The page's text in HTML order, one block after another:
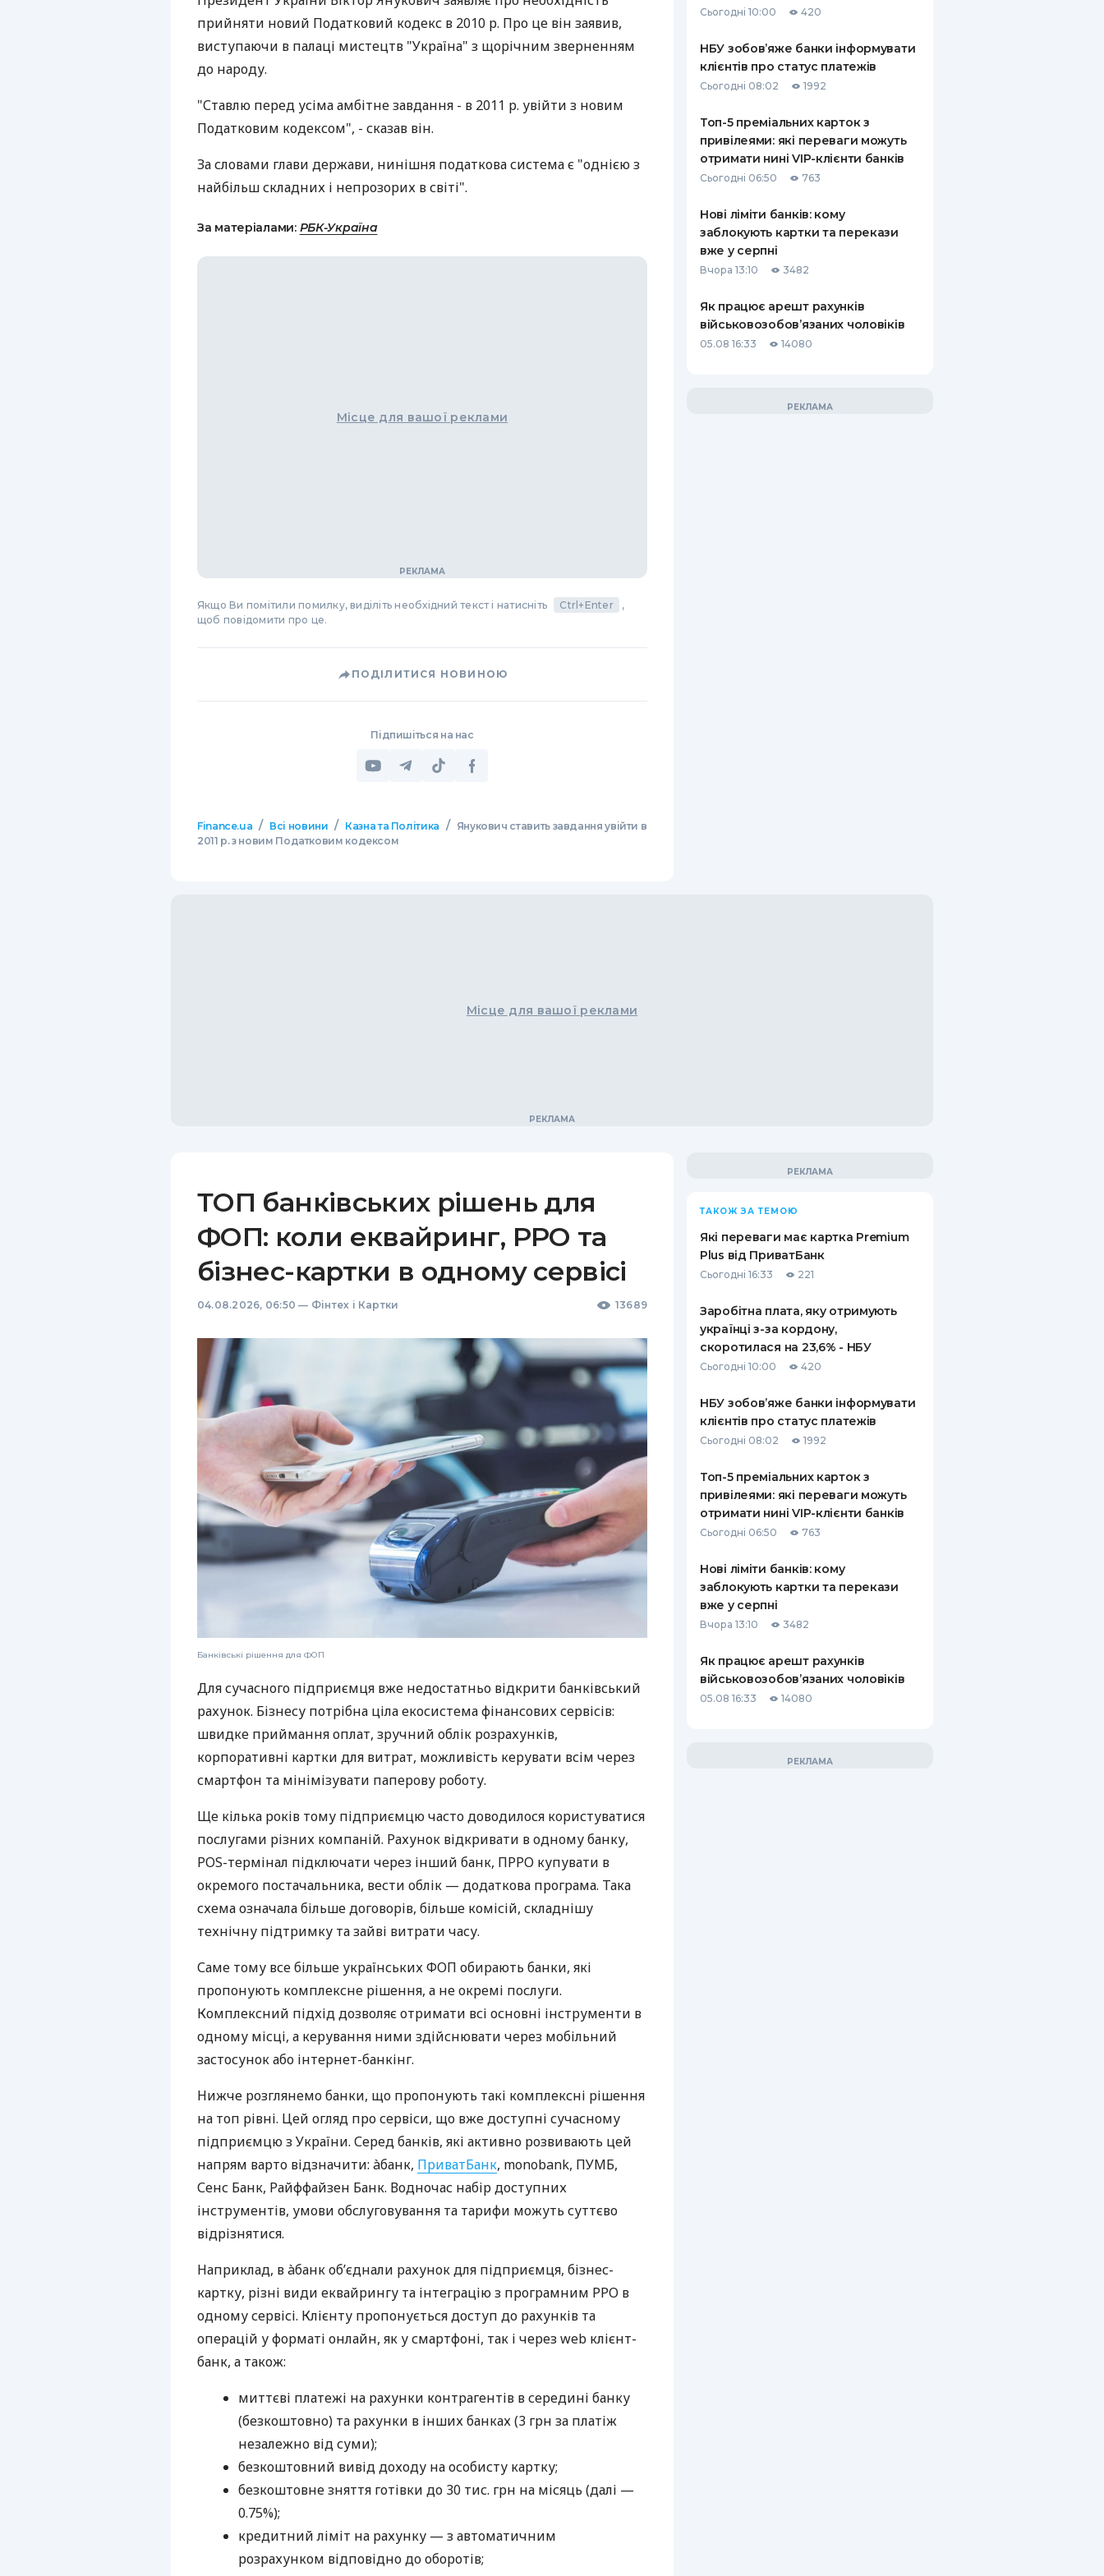
РЕЙТИНГ ДЕБЕТОВИХ
КАРТОК
СТРАХУВАННЮ
ВСІ СТРАХОВІ ПОЛІСИ
ВІДГУКИ ПРО СТРАХОВІ
КОМПАНІЇ
КОНТАКТИ
прийняти новий Податковий кодекс в 2010 р. Про це він заявив,
виступаючи в палаці мистецтв "Україна" з щорічним зверненням
до народу.
"Ставлю перед усіма амбітне завдання - в 2011 р. увійти з новим
Податковим кодексом", - сказав він.
За словами глави держави, нинішня податкова система є "однією з
найбільш складних і непрозорих в світі".
За матеріалами: РБК-Україна
Місце для вашої реклами
Якщо Ви помітили помилку, виділіть необхідний текст і натисніть Ctrl+Enter
,
щоб повідомити про це.
ПОДІЛИТИСЯ НОВИНОЮ
Підпишіться на нас
Finance.ua / Всі новини / Казна та Політика /
Янукович ставить завдання увійти в
2011 р. з новим Податковим кодексом
Сьогодні 10:00 420
НБУ зобов’яже банки інформувати
клієнтів про статус платежів
Сьогодні 08:02 1992
Топ-5 преміальних карток з
привілеями: які переваги можуть
отримати нині VIP-клієнти банків
Сьогодні 06:50 763
Нові ліміти банків: кому
заблокують картки та перекази
вже у серпні
Вчора 13:10 3482
Як працює арешт рахунків
військовозобов’язаних чоловіків
05.08 16:33 14080
Місце для вашої реклами
ТОП банківських рішень для
ФОП: коли еквайринг, РРО та
бізнес-картки в одному сервісі
04.08.2026, 06:50 — Фінтех і Картки 13689
Банківські рішення для ФОП
Для сучасного підприємця вже недостатньо відкрити банківський
рахунок. Бізнесу потрібна ціла екосистема фінансових сервісів:
швидке приймання оплат, зручний облік розрахунків,
корпоративні картки для витрат, можливість керувати всім через
смартфон та мінімізувати паперову роботу.
Ще кілька років тому підприємцю часто доводилося користуватися
послугами різних компаній. Рахунок відкривати в одному банку,
POS-термінал підключати через інший банк, ПРРО купувати в
окремого постачальника, вести облік — додаткова програма. Така
схема означала більше договорів, більше комісій, складнішу
технічну підтримку та зайві витрати часу.
Саме тому все більше українських ФОП обирають банки, які
пропонують комплексне рішення, а не окремі послуги.
Комплексний підхід дозволяє отримати всі основні інструменти в
одному місці, а керування ними здійснювати через мобільний
застосунок або інтернет-банкінг.
Нижче розглянемо банки, що пропонують такі комплексні рішення
на топ рівні. Цей огляд про сервіси, що вже доступні сучасному
підприємцю з України. Серед банків, які активно розвивають цей
напрям варто відзначити: àбанк, ПриватБанк, monobank, ПУМБ,
Сенс Банк, Райффайзен Банк. Водночас набір доступних
інструментів, умови обслуговування та тарифи можуть суттєво
відрізнятися.
Наприклад, в àбанк об’єднали рахунок для підприємця, бізнес-
картку, різні види еквайрингу та інтеграцію з програмним РРО в
одному сервісі. Клієнту пропонується доступ до рахунків та
операцій у форматі онлайн, як у смартфоні, так і через web клієнт-
банк, а також:
миттєві платежі на рахунки контрагентів в середині банку
(безкоштовно) та рахунки в інших банках (3 грн за платіж
незалежно від суми);
безкоштовний вивід доходу на особисту картку;
безкоштовне зняття готівки до 30 тис. грн на місяць (далі —
0.75%);
кредитний ліміт на рахунку — з автоматичним
розрахунком відповідно до оборотів;
ТАКОЖ ЗА ТЕМОЮ
Які переваги має картка Premium
Plus від ПриватБанк
Сьогодні 16:33 221
Заробітна плата, яку отримують
українці з-за кордону,
скоротилася на 23,6% - НБУ
Сьогодні 10:00 420
НБУ зобов’яже банки інформувати
клієнтів про статус платежів
Сьогодні 08:02 1992
Топ-5 преміальних карток з
привілеями: які переваги можуть
отримати нині VIP-клієнти банків
Сьогодні 06:50 763
Нові ліміти банків: кому
заблокують картки та перекази
вже у серпні
Вчора 13:10 3482
Як працює арешт рахунків
військовозобов’язаних чоловіків
05.08 16:33 14080